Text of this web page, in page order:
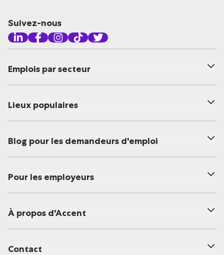
Suivez-nous
Emplois par secteur
Lieux populaires
Blog pour les demandeurs d'emploi
Pour les employeurs
À propos d'Accent
Contact